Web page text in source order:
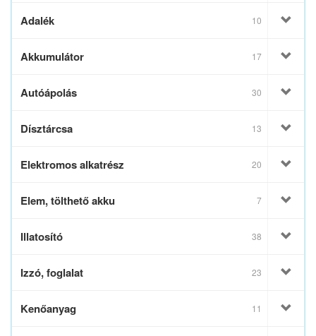
Adalék 10
Akkumulátor 17
Autóápolás 30
Dísztárcsa 13
Elektromos alkatrész 20
Elem, tölthető akku 7
Illatosító 38
Izzó, foglalat 23
Kenőanyag 11